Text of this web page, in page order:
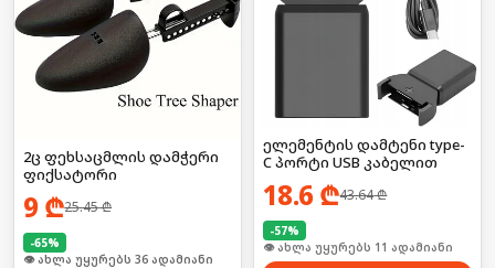
2ც ფეხსაცმლის დამჭერი
ფიქსატორი
9 ₾25.45₾
-65%
🛒 ბოლო 24სთ-ში იყიდა 48-მა
ელემენტის დამტენი type-
C პორტი USB კაბელით
18.6 ₾43.64₾
-57%
🛒 ბოლო 24სთ-ში იყიდა 17-მა